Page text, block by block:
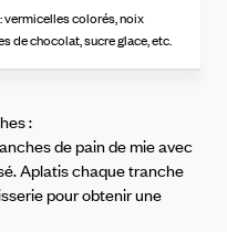
vermicelles colorés, noix
de chocolat, sucre glace, etc.
:
de pain de mie avec
Aplatis chaque tranche
pour obtenir une